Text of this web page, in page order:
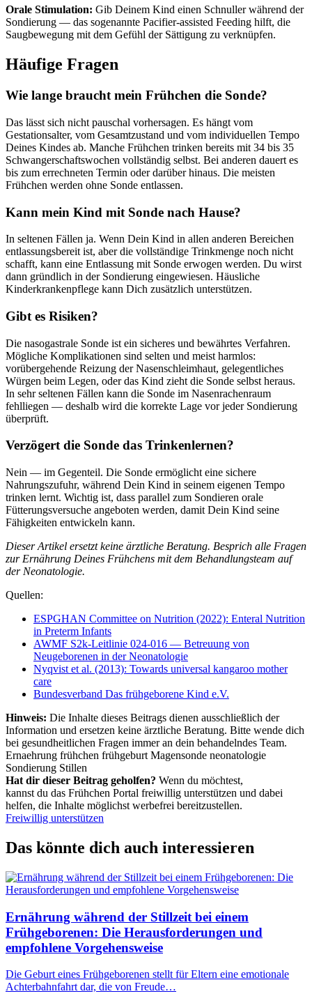
Orale Stimulation: Gib Deinem Kind einen Schnuller während der
Sondierung — das sogenannte Pacifier-assisted Feeding hilft, die
Saugbewegung mit dem Gefühl der Sättigung zu verknüpfen.
Häufige Fragen
Wie lange braucht mein Frühchen die Sonde?
Das lässt sich nicht pauschal vorhersagen. Es hängt vom
Gestationsalter, vom Gesamtzustand und vom individuellen Tempo
Deines Kindes ab. Manche Frühchen trinken bereits mit 34 bis 35
Schwangerschaftswochen vollständig selbst. Bei anderen dauert es
bis zum errechneten Termin oder darüber hinaus. Die meisten
Frühchen werden ohne Sonde entlassen.
Kann mein Kind mit Sonde nach Hause?
In seltenen Fällen ja. Wenn Dein Kind in allen anderen Bereichen
entlassungsbereit ist, aber die vollständige Trinkmenge noch nicht
schafft, kann eine Entlassung mit Sonde erwogen werden. Du wirst
dann gründlich in der Sondierung eingewiesen. Häusliche
Kinderkrankenpflege kann Dich zusätzlich unterstützen.
Gibt es Risiken?
Die nasogastrale Sonde ist ein sicheres und bewährtes Verfahren.
Mögliche Komplikationen sind selten und meist harmlos:
vorübergehende Reizung der Nasenschleimhaut, gelegentliches
Würgen beim Legen, oder das Kind zieht die Sonde selbst heraus.
In sehr seltenen Fällen kann die Sonde im Nasenrachenraum
fehlliegen — deshalb wird die korrekte Lage vor jeder Sondierung
überprüft.
Verzögert die Sonde das Trinkenlernen?
Nein — im Gegenteil. Die Sonde ermöglicht eine sichere
Nahrungszufuhr, während Dein Kind in seinem eigenen Tempo
trinken lernt. Wichtig ist, dass parallel zum Sondieren orale
Fütterungsversuche angeboten werden, damit Dein Kind seine
Fähigkeiten entwickeln kann.
Dieser Artikel ersetzt keine ärztliche Beratung. Besprich alle Fragen
zur Ernährung Deines Frühchens mit dem Behandlungsteam auf
der Neonatologie.
Quellen:
ESPGHAN Committee on Nutrition (2022): Enteral Nutrition
in Preterm Infants
AWMF S2k-Leitlinie 024-016 — Betreuung von
Neugeborenen in der Neonatologie
Nyqvist et al. (2013): Towards universal kangaroo mother
care
Bundesverband Das frühgeborene Kind e.V.
Hinweis: Die Inhalte dieses Beitrags dienen ausschließlich der
Information und ersetzen keine ärztliche Beratung. Bitte wende dich
bei gesundheitlichen Fragen immer an dein behandelndes Team.
Ernaehrung frühchen frühgeburt Magensonde neonatologie
Sondierung Stillen
Hat dir dieser Beitrag geholfen? Wenn du möchtest,
kannst du das Frühchen Portal freiwillig unterstützen und dabei
helfen, die Inhalte möglichst werbefrei bereitzustellen.
Freiwillig unterstützen
Das könnte dich auch interessieren
Ernährung während der Stillzeit bei einem
Frühgeborenen: Die Herausforderungen und
empfohlene Vorgehensweise
Die Geburt eines Frühgeborenen stellt für Eltern eine emotionale
Achterbahnfahrt dar, die von Freude…